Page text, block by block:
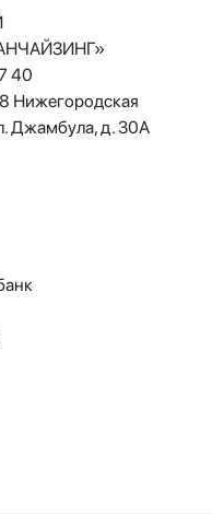
40
Нижегородская
Джамбула, д. 30А